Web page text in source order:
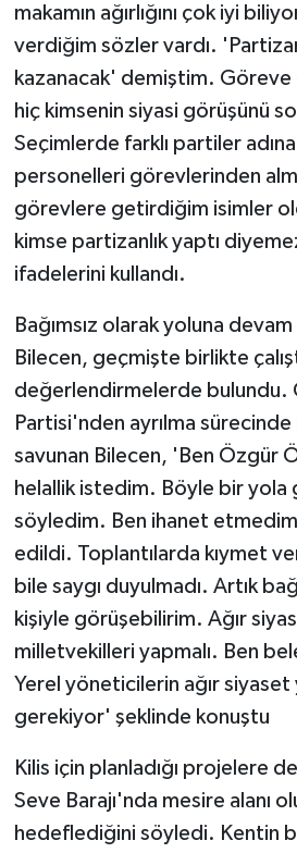
makamın ağırlığını çok iyi
verdiğim sözler vardı.
kazanacak' demiştim.
hiç kimsenin siyasi görüşünü
Seçimlerde farklı partiler adına
personelleri görevlerinden
görevlere getirdiğim isimler
kimse partizanlık yaptı
ifadelerini kullandı.
Bağımsız olarak yoluna
Bilecen, geçmişte birlikte
değerlendirmelerde bulundu.
Partisi'nden ayrılma
savunan Bilecen, 'Ben Özgür
helallik istedim. Böyle bir yola
söyledim. Ben ihanet
edildi. Toplantılarda kıymet
bile saygı duyulmadı. Artık
kişiyle görüşebilirim. Ağır
milletvekilleri yapmalı. Ben
Yerel yöneticilerin ağır siyaset
gerekiyor' şeklinde konuştu
Kilis için planladığı projelere
Seve Barajı'nda mesire alanı
hedeflediğini söyledi. Kentin